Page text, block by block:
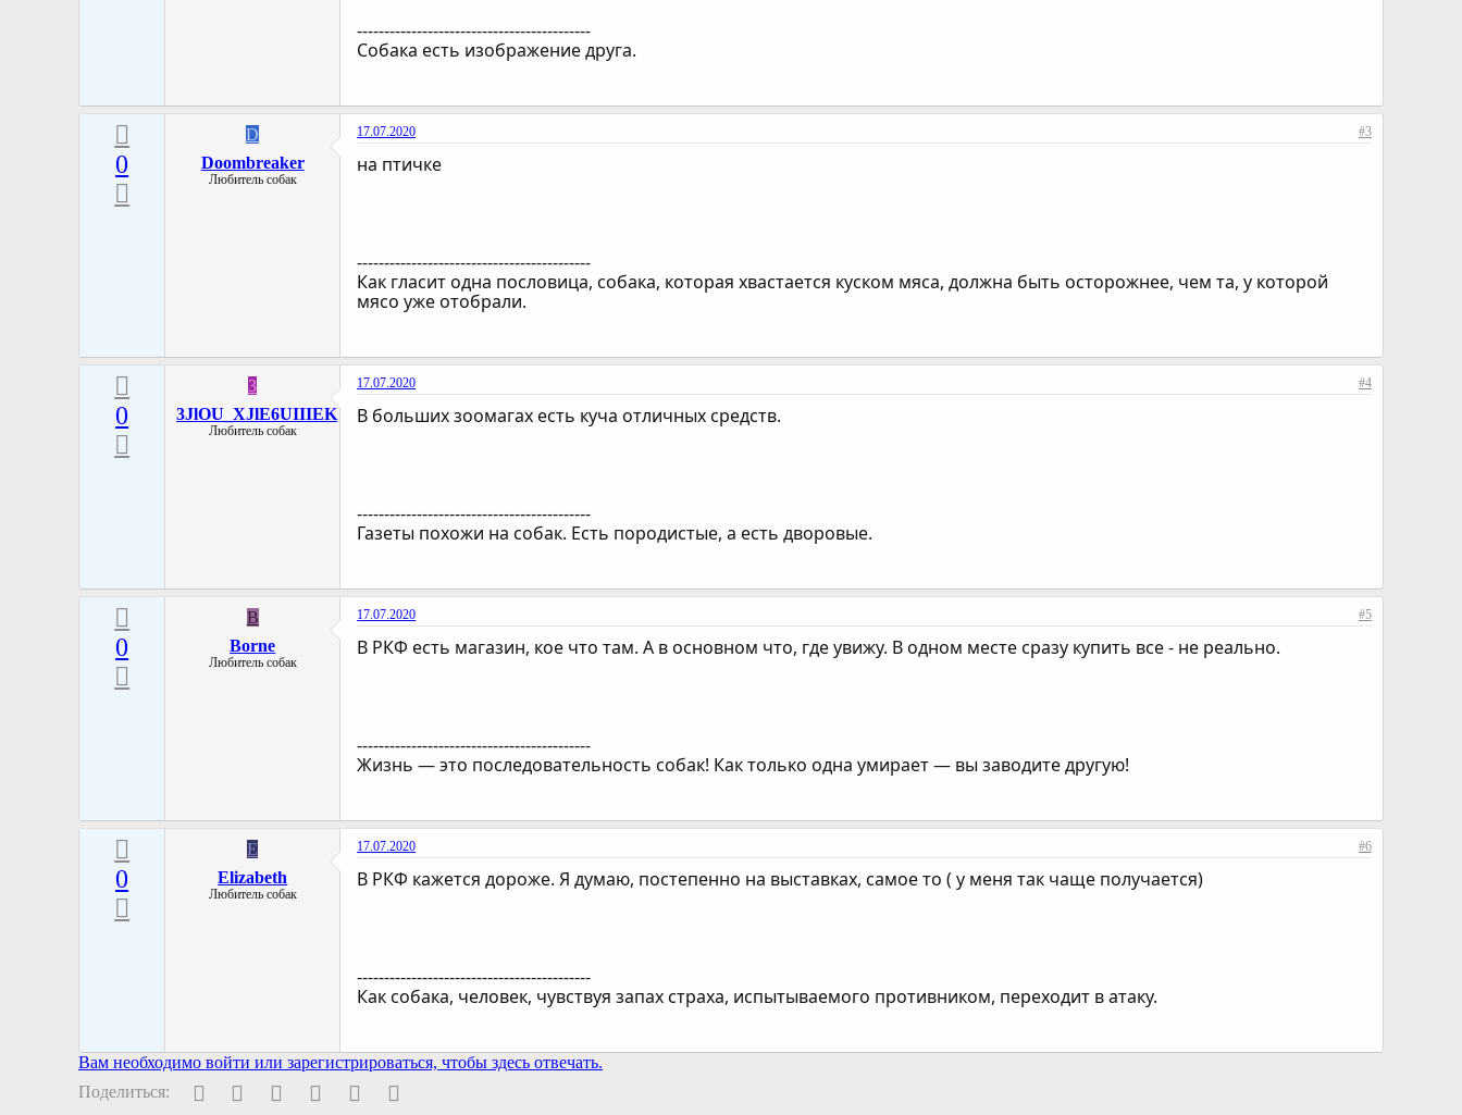
-------------------------------------------
Собака есть изображение друга.
0
D
Doombreaker
Любитель собак
17.07.2020 #3
на птичке
-------------------------------------------
Как гласит одна пословица, собака, которая хвастается куском мяса, должна быть осторожнее, чем та, у которой
мясо уже отобрали.
0
3
3JlOU_XJlE6UIIIEK
Любитель собак
17.07.2020 #4
В больших зоомагах есть куча отличных средств.
-------------------------------------------
Газеты похожи на собак. Есть породистые, а есть дворовые.
0
B
Borne
Любитель собак
17.07.2020 #5
В РКФ есть магазин, кое что там. А в основном что, где увижу. В одном месте сразу купить все - не реально.
-------------------------------------------
Жизнь — это последовательность собак! Как только одна умирает — вы заводите другую!
0
E
Elizabeth
Любитель собак
17.07.2020 #6
В РКФ кажется дороже. Я думаю, постепенно на выставках, самое то ( у меня так чаще получается)
-------------------------------------------
Как собака, человек, чувствуя запах страха, испытываемого противником, переходит в атаку.
Вам необходимо войти или зарегистрироваться, чтобы здесь отвечать.
Поделиться:
Facebook
Twitter PinterestWhatsAppЭлектронная почта